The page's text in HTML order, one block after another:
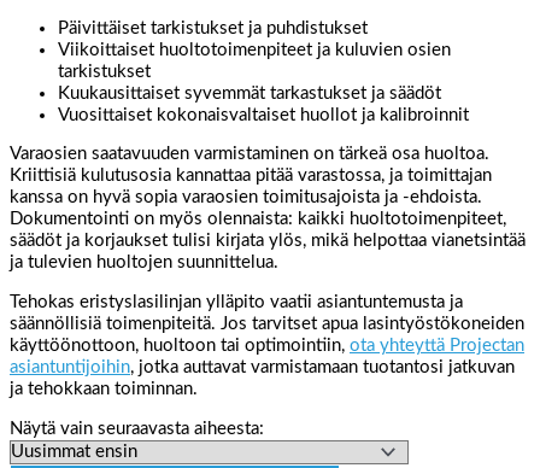
Päivittäiset tarkistukset ja puhdistukset
Viikoittaiset huoltotoimenpiteet ja kuluvien osien
tarkistukset
Kuukausittaiset syvemmät tarkastukset ja säädöt
Vuosittaiset kokonaisvaltaiset huollot ja kalibroinnit
Varaosien saatavuuden varmistaminen on tärkeä osa huoltoa.
Kriittisiä kulutusosia kannattaa pitää varastossa, ja toimittajan
kanssa on hyvä sopia varaosien toimitusajoista ja -ehdoista.
Dokumentointi on myös olennaista: kaikki huoltotoimenpiteet,
säädöt ja korjaukset tulisi kirjata ylös, mikä helpottaa vianetsintää
ja tulevien huoltojen suunnittelua.
Tehokas eristyslasilinjan ylläpito vaatii asiantuntemusta ja
säännöllisiä toimenpiteitä. Jos tarvitset apua lasintyöstökoneiden
käyttöönottoon, huoltoon tai optimointiin, ota yhteyttä Projectan
asiantuntijoihin, jotka auttavat varmistamaan tuotantosi jatkuvan
ja tehokkaan toiminnan.
Näytä vain seuraavasta aiheesta: